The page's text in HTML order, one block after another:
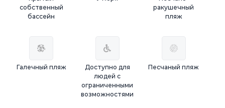
собственный
бассейн
ракушечный
пляж
Галечный пляж
Доступно для
людей с
ограниченными
возможностями
Песчаный пляж